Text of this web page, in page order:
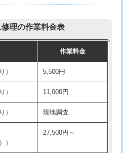
） 27,500円
） 38,500円
38,500円
現場見積
16,500円
11,000円+材料費
13,200円
16,500円
水栓） 16,500円
16,500円
理の作業料金表
作業料金
） 5,500円
） 11,000円
） 現地調査
）
27,500円～